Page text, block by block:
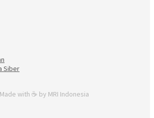
Siber
with ☕ by MRI Indonesia